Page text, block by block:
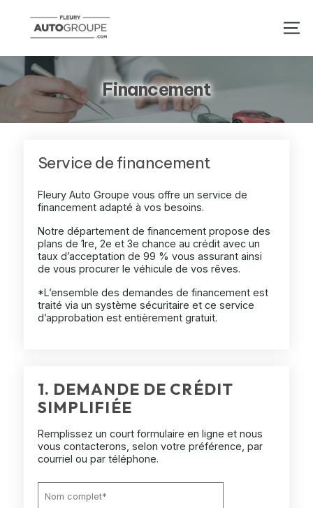
Financement
Service de financement
Fleury Auto Groupe vous offre un service de
financement adapté à vos besoins.
Notre département de financement propose des
plans de 1re, 2e et 3e chance au crédit avec un
taux d’acceptation de 99 % vous assurant ainsi
de vous procurer le véhicule de vos rêves.
*L’ensemble des demandes de financement est
traité via un système sécuritaire et ce service
d’approbation est entièrement gratuit.
1. DEMANDE DE CRÉDIT
SIMPLIFIÉE
Remplissez un court formulaire en ligne et nous
vous contacterons, selon votre préférence, par
courriel ou par téléphone.